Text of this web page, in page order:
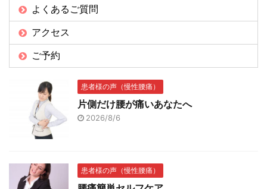
よくあるご質問
アクセス
ご予約
患者様の声（慢性腰痛）
片側だけ腰が痛いあなたへ
2026/8/6
患者様の声（慢性腰痛）